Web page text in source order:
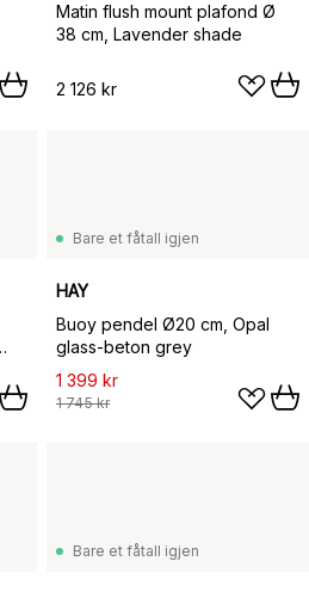
Matin flush mount plafond Ø
38 cm, Lavender shade
2 126 kr
Bare et fåtall igjen
HAY
Buoy pendel Ø20 cm, Opal
glass-beton grey
1 399 kr
1 745 kr
Bare et fåtall igjen